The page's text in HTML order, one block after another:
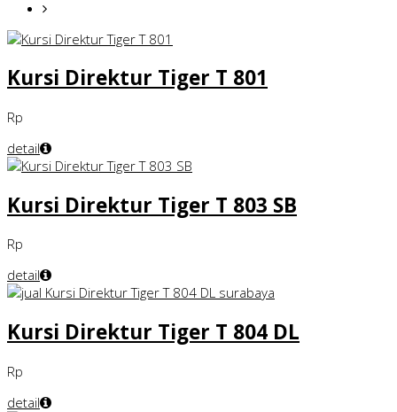
Kursi Direktur Tiger T 801
Rp
detail
Kursi Direktur Tiger T 803 SB
Rp
detail
Kursi Direktur Tiger T 804 DL
Rp
detail